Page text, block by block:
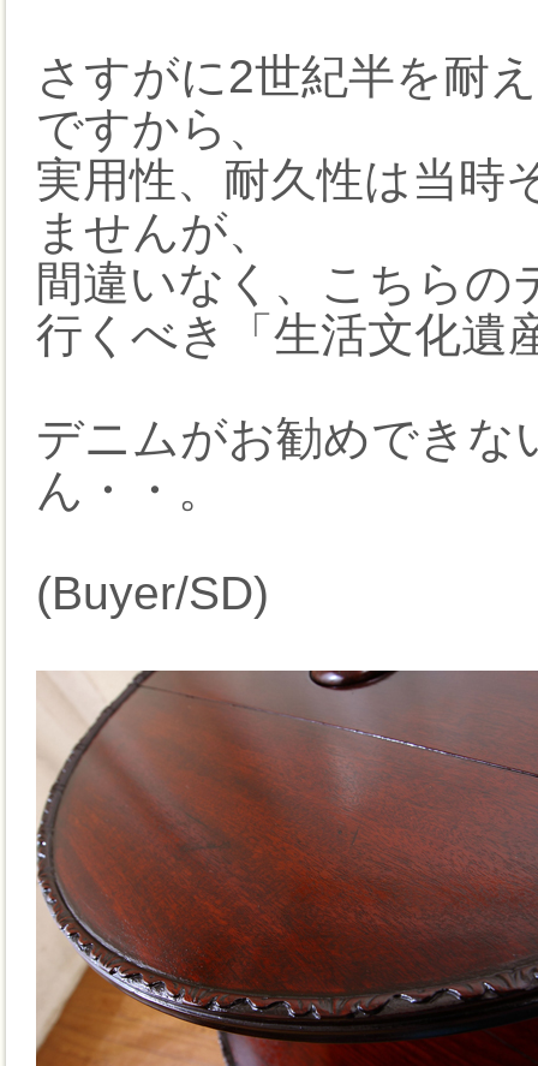
さすがに2世紀半を耐
ですから、
実用性、耐久性は当時
ませんが、
間違いなく、こちらの
行くべき「生活文化遺
デニムがお勧めできな
ん・・。
(Buyer/SD)